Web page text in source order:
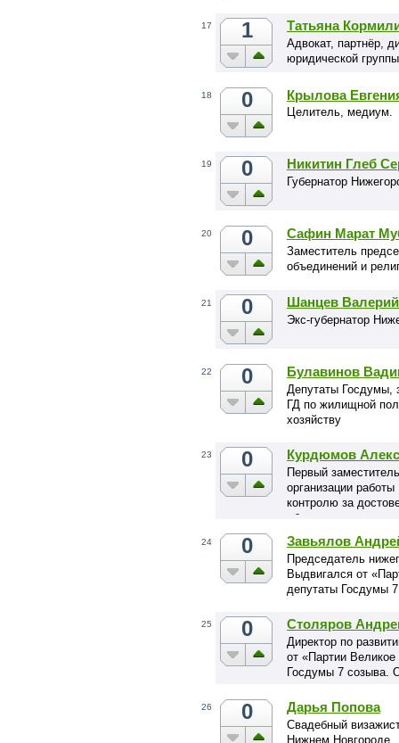
17 1 Татьяна
Адвокат, партнёр,
юридической
18 0 Крылова
Целитель, медиум.
19 0 Никитин Глеб
Губернатор
20 0 Сафин Марат
Заместитель
объединений и
21 0 Шанцев
Экс-губернатор
22 0 Булавинов
Депутаты Госдумы,
ГД по жилищной
хозяйству
23 0 Курдюмов
Первый
организации
контролю за
обязательствах
24 0 Завьялов
Председатель
Выдвигался от
депутаты Госдумы
25 0 Столяров
Директор по
от «Партии
Госдумы 7 созыва.
26 0 Дарья Попова
Свадебный
Нижнем Новгороде